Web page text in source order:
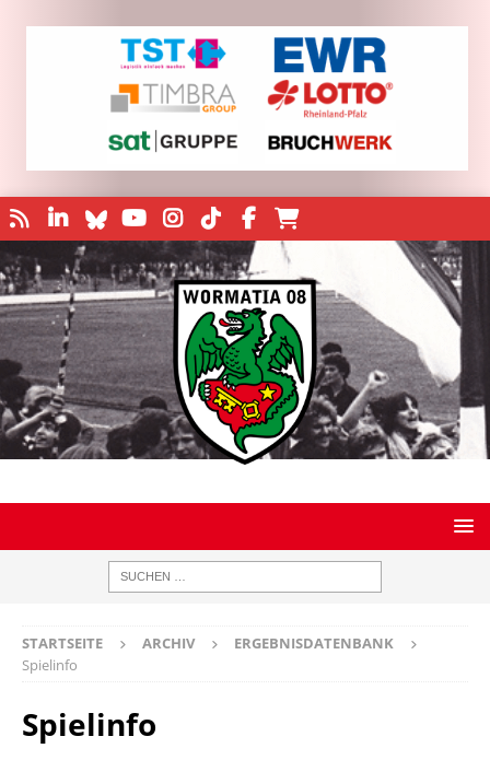
STARTSEITE ARCHIV
ERGEBNISDATENBANK
Spielinfo
Spielinfo